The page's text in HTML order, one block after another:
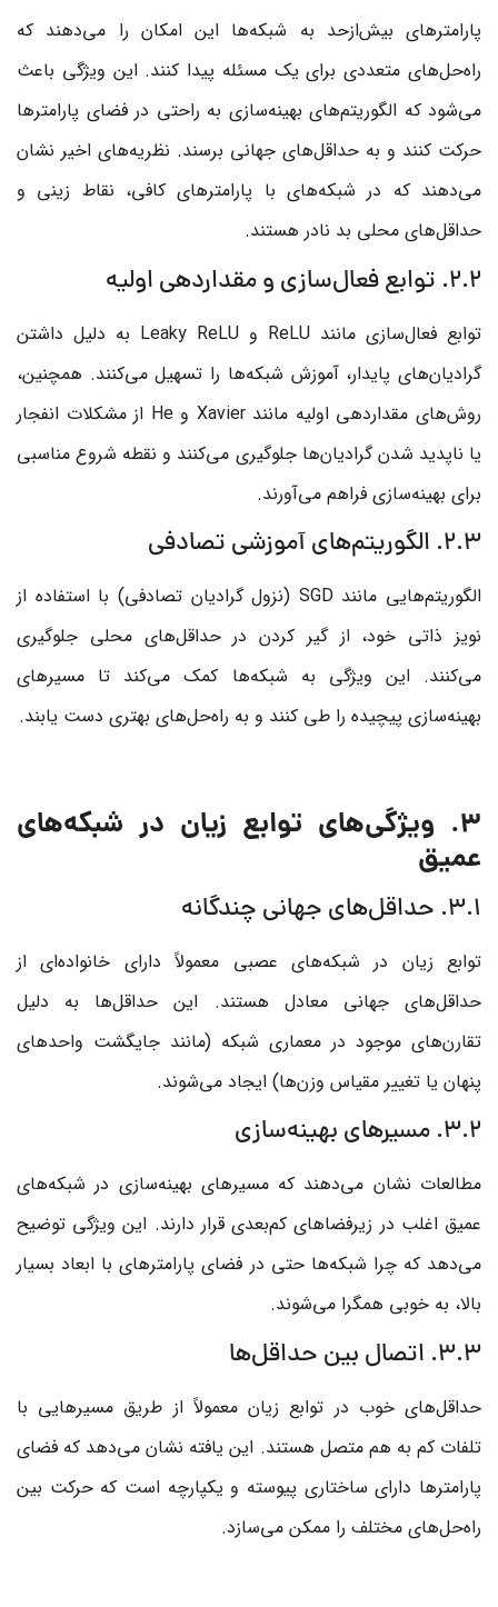
پارامترهای بیش‌ازحد به شبکه‌ها این امکان را می‌دهند که
راه‌حل‌های متعددی برای یک مسئله پیدا کنند. این ویژگی باعث
می‌شود که الگوریتم‌های بهینه‌سازی به راحتی در فضای پارامترها
حرکت کنند و به حداقل‌های جهانی برسند. نظریه‌های اخیر نشان
می‌دهند که در شبکه‌های با پارامترهای کافی، نقاط زینی و
حداقل‌های محلی بد نادر هستند.
2.2. توابع فعال‌سازی و مقداردهی اولیه
توابع فعال‌سازی مانند ReLU و Leaky ReLU به دلیل داشتن
گرادیان‌های پایدار، آموزش شبکه‌ها را تسهیل می‌کنند. همچنین،
روش‌های مقداردهی اولیه مانند Xavier و He از مشکلات انفجار
یا ناپدید شدن گرادیان‌ها جلوگیری می‌کنند و نقطه شروع مناسبی
برای بهینه‌سازی فراهم می‌آورند.
2.3. الگوریتم‌های آموزشی تصادفی
الگوریتم‌هایی مانند SGD (نزول گرادیان تصادفی) با استفاده از
نویز ذاتی خود، از گیر کردن در حداقل‌های محلی جلوگیری
می‌کنند. این ویژگی به شبکه‌ها کمک می‌کند تا مسیرهای
بهینه‌سازی پیچیده را طی کنند و به راه‌حل‌های بهتری دست یابند.
3. ویژگی‌های توابع زیان در شبکه‌های
عمیق
3.1. حداقل‌های جهانی چندگانه
توابع زیان در شبکه‌های عصبی معمولاً دارای خانواده‌ای از
حداقل‌های جهانی معادل هستند. این حداقل‌ها به دلیل
تقارن‌های موجود در معماری شبکه (مانند جایگشت واحدهای
پنهان یا تغییر مقیاس وزن‌ها) ایجاد می‌شوند.
3.2. مسیرهای بهینه‌سازی
مطالعات نشان می‌دهند که مسیرهای بهینه‌سازی در شبکه‌های
عمیق اغلب در زیرفضاهای کم‌بعدی قرار دارند. این ویژگی توضیح
می‌دهد که چرا شبکه‌ها حتی در فضای پارامترهای با ابعاد بسیار
بالا، به خوبی همگرا می‌شوند.
3.3. اتصال بین حداقل‌ها
حداقل‌های خوب در توابع زیان معمولاً از طریق مسیرهایی با
تلفات کم به هم متصل هستند. این یافته نشان می‌دهد که فضای
پارامترها دارای ساختاری پیوسته و یکپارچه است که حرکت بین
راه‌حل‌های مختلف را ممکن می‌سازد.